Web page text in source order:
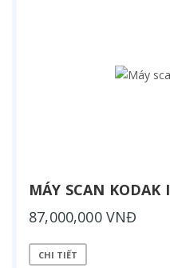
MÁY SCAN KODAK
87,000,000 VNĐ
CHI TIẾT